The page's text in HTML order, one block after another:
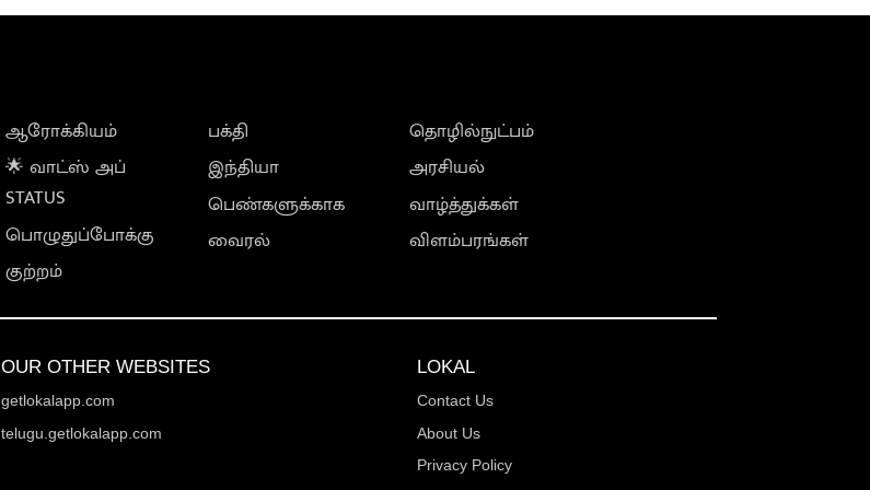
ஆரோக்கியம்
🌟 வாட்ஸ் அப்
STATUS
பொழுதுப்போக்கு
குற்றம்
பக்தி
இந்தியா
பெண்களுக்காக
வைரல்
தொழில்நுட்பம்
அரசியல்
வாழ்த்துக்கள்
விளம்பரங்கள்
OUR OTHER WEBSITES
getlokalapp.com
telugu.getlokalapp.com
LOKAL
Contact Us
About Us
Privacy Policy